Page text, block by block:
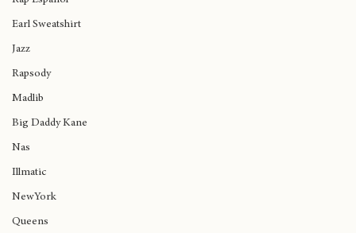
Rap Español
Earl Sweatshirt
Jazz
Rapsody
Madlib
Big Daddy Kane
Nas
Illmatic
NewYork